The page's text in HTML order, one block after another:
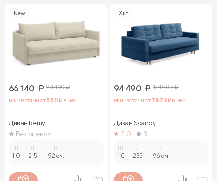
New
66 140 ₽ 94 490₽
или частями от5 511₽ в мес.
Диван Remy
Без оценок
110 -
Д.
215 -
В.
92 см.
Хит
94 490 ₽ 134 980₽
или частями от7 874₽ в мес.
Диван Sсandy
5.0
3
110 -
Д.
235 -
В.
96 см.